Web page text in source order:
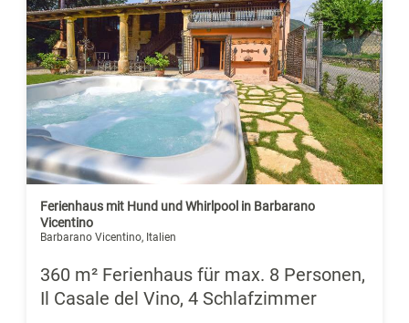
Ferienhaus mit Hund und Whirlpool in Barbarano
Vicentino
Barbarano Vicentino, Italien
360 m² Ferienhaus für max. 8 Personen,
Il Casale del Vino, 4 Schlafzimmer